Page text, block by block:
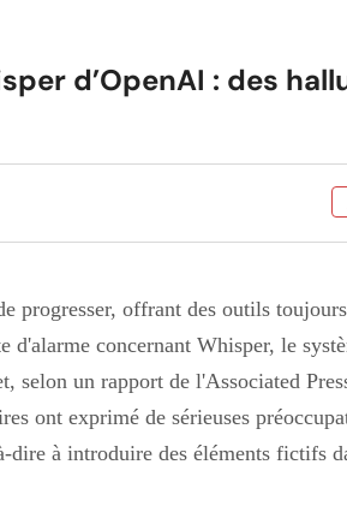
d’OpenAI : des
progresser, offrant des outils
d'alarme concernant Whisper, le
selon un rapport de l'Associated
ont exprimé de sérieuses
à introduire des éléments fictifs